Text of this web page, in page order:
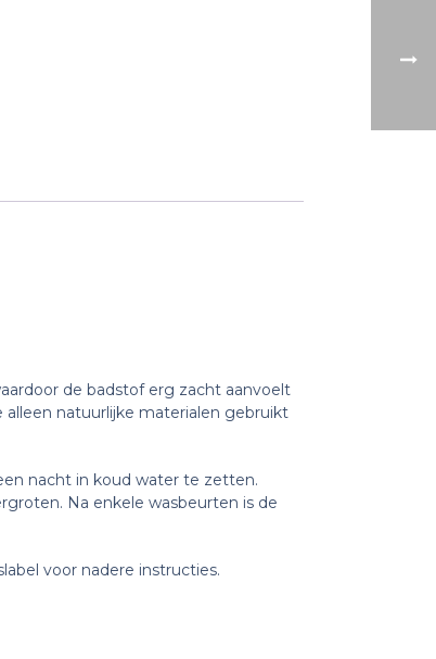
de badstof erg zacht aanvoelt
natuurlijke materialen gebruikt
nacht in koud water te zetten.
Na enkele wasbeurten is de
voor nadere instructies.